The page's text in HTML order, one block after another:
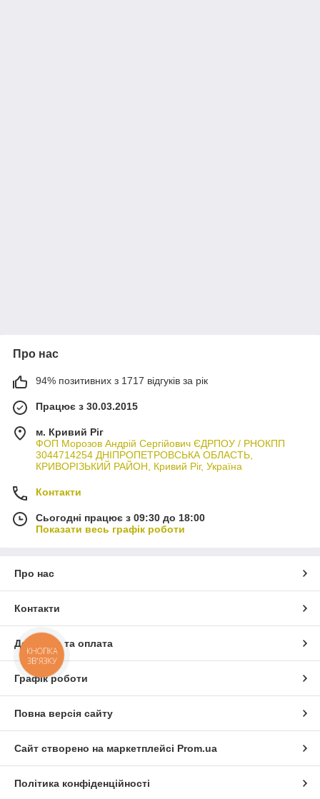
Про нас
94% позитивних з 1717 відгуків за рік
Працює з 30.03.2015
м. Кривий Ріг
ФОП Морозов Андрій Сергійович ЄДРПОУ / РНОКПП
3044714254 ДНІПРОПЕТРОВСЬКА ОБЛАСТЬ,
КРИВОРІЗЬКИЙ РАЙОН, Кривий Ріг, Україна
Контакти
Сьогодні працює з 09:30 до 18:00
Показати весь графік роботи
Про нас
Контакти
Доставка та оплата
Графік роботи
Повна версія сайту
Сайт створено на маркетплейсі Prom.ua
Політика конфіденційності
КНОПКА
ЗВ'ЯЗКУ